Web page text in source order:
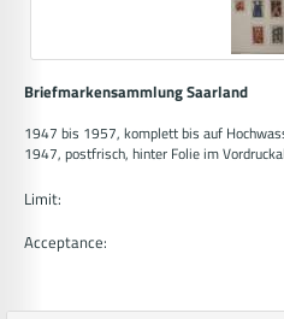
Briefmarkensammlung Saarland
1947 bis 1957, komplett bis auf
1947, postfrisch, hinter Folie im
Limit:
Acceptance: